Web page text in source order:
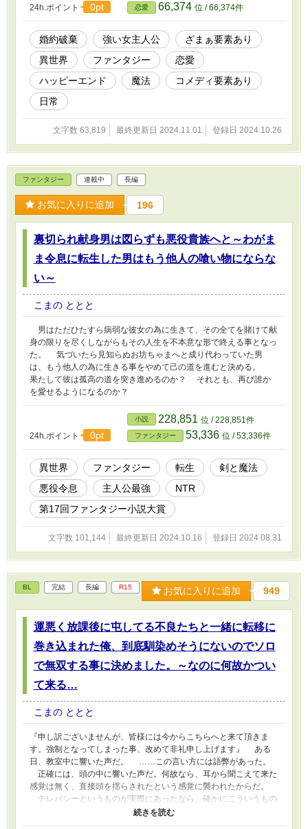
24h.ポイント 0pt 恋愛 66,374 位 / 66,374件
婚約破棄 強い女主人公
ざまぁ要素あり
異世界
ファンタジー
恋愛
ハッピーエンド
魔法
コメディ要素あり
日常
文字数 63,819 最終更新日 2024.11.01 登録日 2024.10.26
ファンタジー 連載中 長編
お気に入りに追加 196
裏切られ献身男は図らずも悪役貴族へと～わがま
ま令息に転生した男はもう他人の喰い物にならな
い～
こまの ととと
男はただひたすら病弱な彼女の為に生きて、その全てを賭けて献
身の限りを尽くしながらもその人生を不本意な形で終える事となっ
た。 気づいたら見知らぬお坊ちゃまへと成り代わっていた男
は、もう他人の為に生きる事をやめて己の道を進むと決める。
果たして彼は孤高の道を突き進めるのか？ それとも、再び誰か
を愛せるようになるのか？
24h.ポイント 0pt
小説 228,851 位 / 228,851件
ファンタジー 53,336 位 / 53,336件
異世界 ファンタジー 転生
剣と魔法
悪役令息
主人公最強
NTR
第17回ファンタジー小説大賞
文字数 101,144 最終更新日 2024.10.16 登録日 2024.08.31
BL 完結 長編 R15 お気に入りに追加 949
運悪く放課後に屯してる不良たちと一緒に転移に
巻き込まれた俺、到底馴染めそうにないのでソロ
で無双する事に決めました。～なのに何故かつい
て来る…
こまの ととと
『申し訳ございませんが、皆様には今からこちらへと来て頂きま
す。強制となってしまった事、改めて非礼申し上げます』 ある
日、教室中に響いた声だ。 ……この言い方には語弊があった。
正確には、頭の中に響いた声だ。何故なら、耳から聞こえて来た
感覚は無く、直接頭を揺らされたという感覚に襲われたからだ。
テレパシーというものが実際にあったなら、確かにこういうもの
なのかも知れない。 問題はいくつかあるが、最大の問題は……
俺はただその教室近くの廊下を歩いていただけという事だ。 ＊当